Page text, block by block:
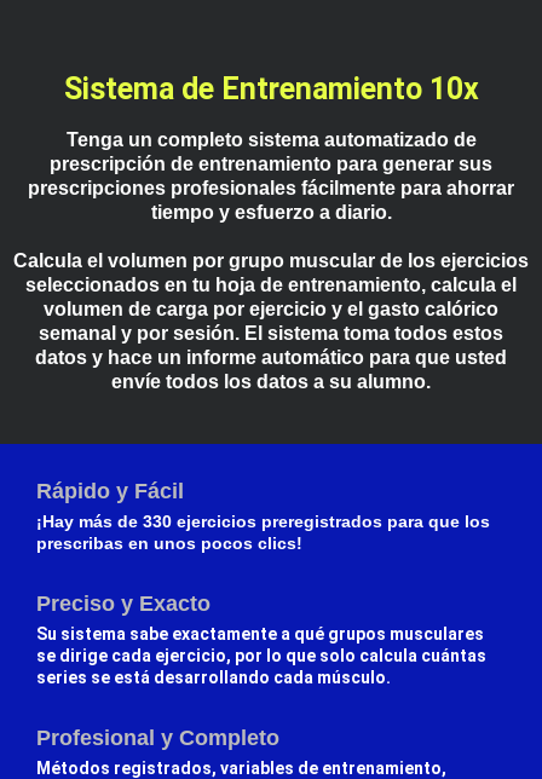
Sistema de Entrenamiento 10x
Tenga un completo sistema automatizado de
prescripción de entrenamiento para generar sus
prescripciones profesionales fácilmente para ahorrar
tiempo y esfuerzo a diario.
Calcula el volumen por grupo muscular de los ejercicios
seleccionados en tu hoja de entrenamiento, calcula el
volumen de carga por ejercicio y el gasto calórico
semanal y por sesión. El sistema toma todos estos
datos y hace un informe automático para que usted
envíe todos los datos a su alumno.
Rápido y Fácil
¡Hay más de 330 ejercicios preregistrados para que los
prescribas en unos pocos clics!
Preciso y Exacto
Su sistema sabe exactamente a qué grupos musculares
se dirige cada ejercicio, por lo que solo calcula cuántas
series se está desarrollando cada músculo.
Profesional y Completo
Métodos registrados, variables de entrenamiento,